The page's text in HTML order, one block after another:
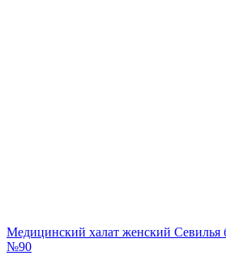
Медицинский халат женский Севилья
№90